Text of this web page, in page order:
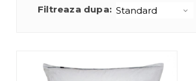
Filtreaza dupa: